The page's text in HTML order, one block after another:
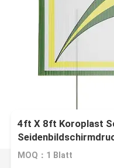
4ft X 8ft Koroplast
MOQ：1 Blatt